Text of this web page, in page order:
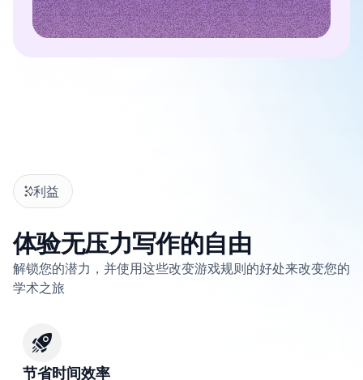
利益
体验无压力写作的自由
解锁您的潜力，并使用这些改变游戏规则的好处来改变您的
学术之旅
节省时间效率